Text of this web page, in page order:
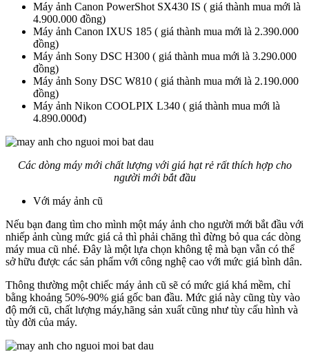
Máy ảnh Canon PowerShot SX430 IS ( giá thành mua mới là
4.900.000 đồng)
Máy ảnh Canon IXUS 185 ( giá thành mua mới là 2.390.000
đồng)
Máy ảnh Sony DSC H300 ( giá thành mua mới là 3.290.000
đồng)
Máy ảnh Sony DSC W810 ( giá thành mua mới là 2.190.000
đồng)
Máy ảnh Nikon COOLPIX L340 ( giá thành mua mới là
4.890.000đ)
Các dòng máy mới chất lượng với giá hạt rẻ rất thích hợp cho
người mới bắt đầu
Với máy ảnh cũ
Nếu bạn đang tìm cho mình một máy ảnh cho người mới bắt đầu với
nhiếp ảnh cùng mức giá cả thì phải chăng thì đừng bỏ qua các dòng
máy mua cũ nhé. Đây là một lựa chọn không tệ mà bạn vẫn có thể
sở hữu được các sản phẩm với công nghệ cao với mức giá bình dân.
Thông thường một chiếc máy ảnh cũ sẽ có mức giá khá mềm, chỉ
bằng khoảng 50%-90% giá gốc ban đầu. Mức giá này cũng tùy vào
độ mới cũ, chất lượng máy,hãng sản xuất cũng như tùy cấu hình và
tùy đời của máy.